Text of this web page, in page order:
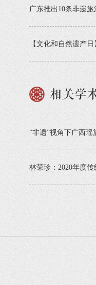
广东推出10条非遗
【文化和自然遗产
相关学
“非遗”视角下广西
林荣珍：2020年度